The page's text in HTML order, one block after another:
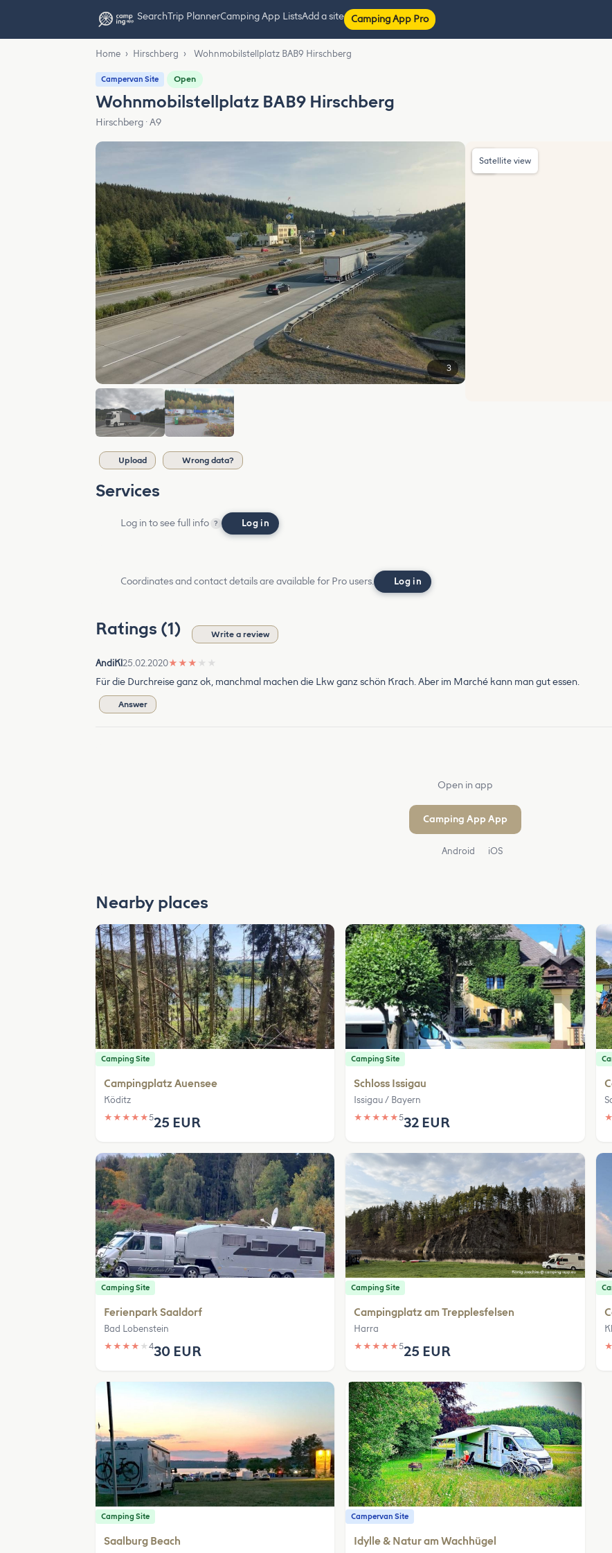
SearchTrip PlannerCamping App ListsAdd a site Camping App Pro
Home › Hirschberg › Wohnmobilstellplatz BAB9 Hirschberg
Campervan Site Open
Wohnmobilstellplatz BAB9 Hirschberg
Hirschberg · A9
3
Satellite view
Upload Wrong data?
Services
Log in to see full info ? Log in
Coordinates and contact details are available for Pro users. Log in
Ratings (1) Write a review
AndiKl25.02.2020★ ★ ★ ★ ★
Für die Durchreise ganz ok, manchmal machen die Lkw ganz schön Krach. Aber im Marché kann man gut essen.
Answer
Open in app
Camping App App
Android iOS
Nearby places
Camping Site
Campingplatz Auensee
Köditz
★ ★ ★ ★ ★525 EUR
Camping Site
Schloss Issigau
Issigau / Bayern
★ ★ ★ ★ ★532 EUR ★
Camping Site
Ferienpark Saaldorf
Bad Lobenstein
★ ★ ★ ★ ★ 430 EUR
Camping Site
Campingplatz am Trepplesfelsen
Harra
★ ★ ★ ★ ★525 EUR ★
Camping Site
Saalburg Beach
Campervan Site
Idylle & Natur am Wachhügel